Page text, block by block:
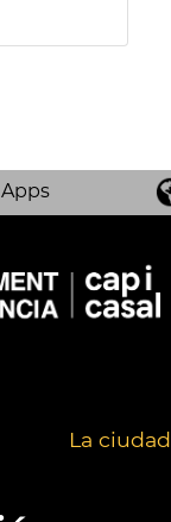
La ciudad